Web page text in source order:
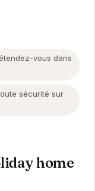
vous dans
sécurité sur
home